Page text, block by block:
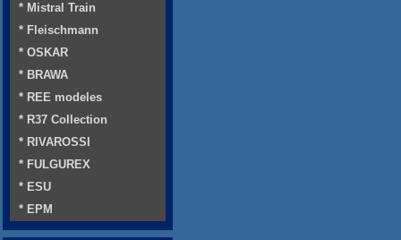
* Mistral Train
* Fleischmann
* OSKAR
* BRAWA
* REE modeles
* R37 Collection
* RIVAROSSI
* FULGUREX
* ESU
* EPM